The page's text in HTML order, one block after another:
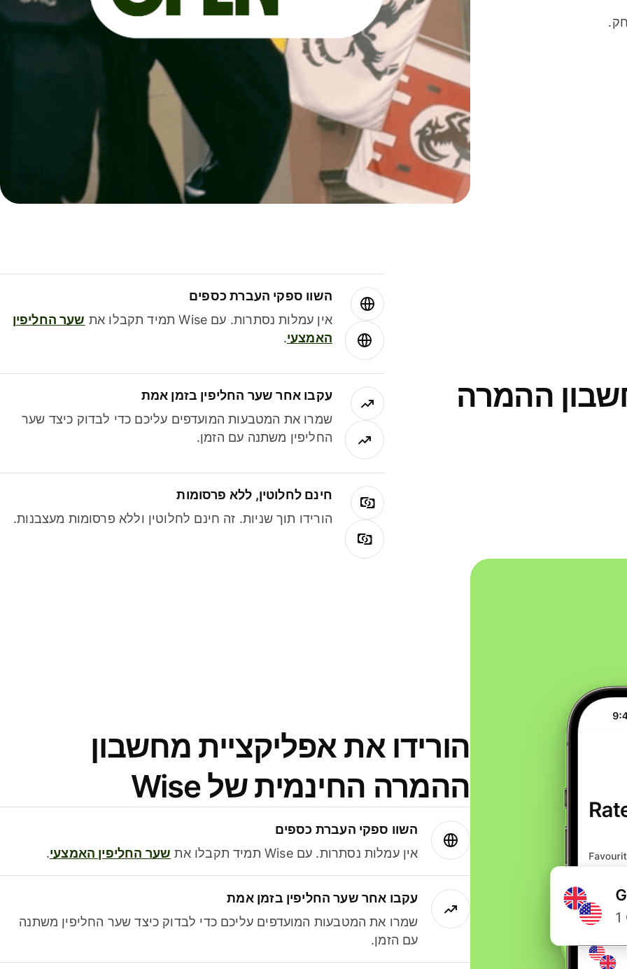
ההמרה
השוו ספקי העברת כספים
אין עמלות נסתרות. עם Wise תמיד תקבלו את
שער החליפין
האמצעי.
עקבו אחר שער החליפין בזמן אמת
שמרו את המטבעות המועדפים עליכם כדי לבדוק כיצד שער
החליפין משתנה עם הזמן.
חינם לחלוטין, ללא פרסומות
הורידו תוך שניות. זה חינם לחלוטין וללא פרסומות מעצבנות.
הורידו את אפליקציית מחשבון
ההמרה החינמית של Wise
השוו ספקי העברת כספים
אין עמלות נסתרות. עם Wise תמיד תקבלו את
שער החליפין האמצעי.
עקבו אחר שער החליפין בזמן אמת
שמרו את המטבעות המועדפים עליכם כדי לבדוק כיצד שער החליפין משתנה
עם הזמן.